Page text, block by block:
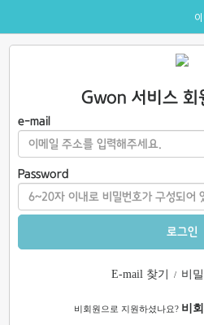
Gwon 서비스 회
e-mail
Password
로그인
E-mail 찾기 / 비
비회원으로 지원하셨나요? 비